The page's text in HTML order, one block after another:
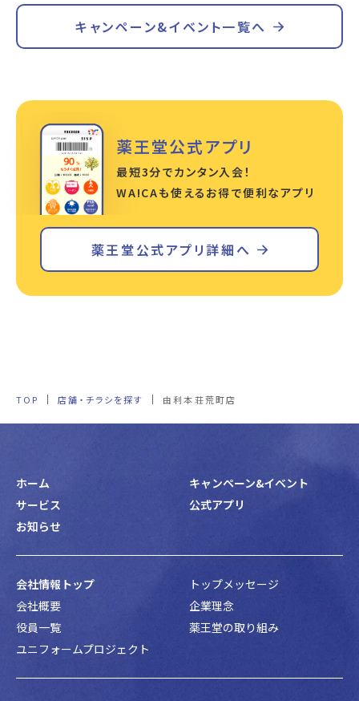
キャンペーン&イベント一覧へ
薬王堂公式アプリ
最短3分でカンタン入会！
WA!CAも使えるお得で便利なアプリ
薬王堂公式アプリ詳細へ
TOP 店舗・チラシを探す 由利本荘荒町店
ホーム
キャンペーン&イベント
サービス
公式アプリ
お知らせ
会社情報トップ
トップメッセージ
会社概要
企業理念
役員一覧
薬王堂の取り組み
ユニフォームプロジェクト